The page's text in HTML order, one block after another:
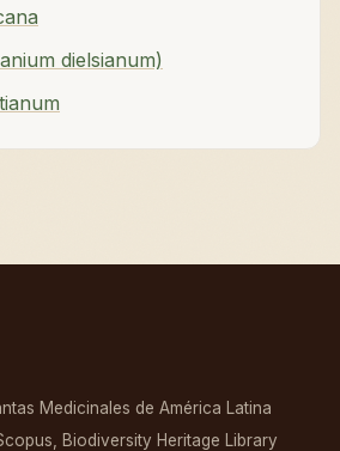
dielsianum)
Medicinales de América Latina
Biodiversity Heritage Library